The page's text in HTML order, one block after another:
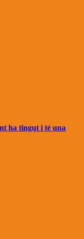
ha tingut i té una